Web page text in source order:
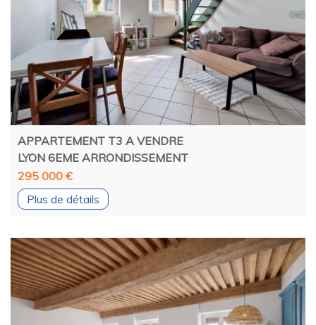
APPARTEMENT T3 A VENDRE
LYON 6EME ARRONDISSEMENT
295 000 €
Plus de détails